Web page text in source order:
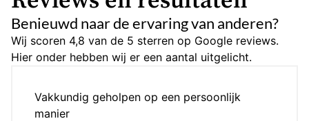
Benieuwd naar de ervaring van anderen?
Wij scoren 4,8 van de 5 sterren op Google reviews.
Hier onder hebben wij er een aantal uitgelicht.
Vakkundig geholpen op een persoonlijk
manier